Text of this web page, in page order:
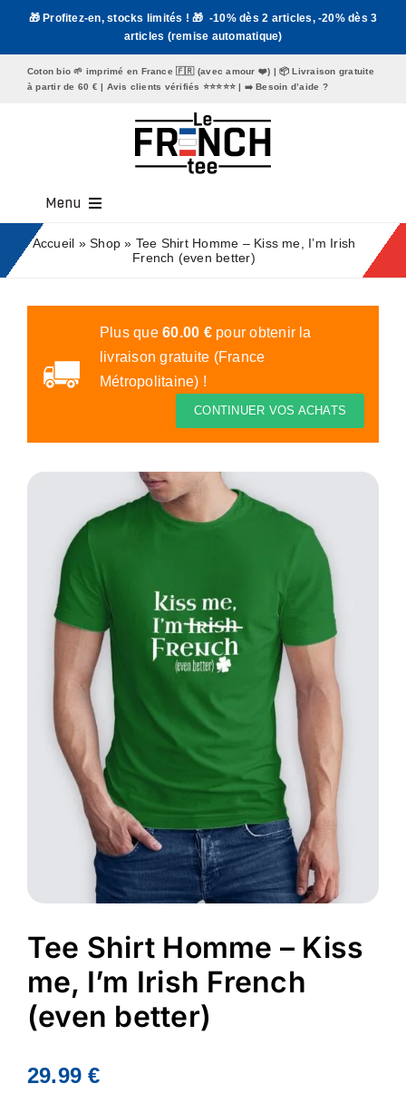
Passer🎁 Profitez-en, stocks limités ! 🎁 -10% dès 2 articles, -20% dès 3
articles (remise automatique)
Coton bio 🌱 imprimé en France 🇫🇷 (avec amour ❤️) | 📦 Livraison gratuite
à partir de 60 € | Avis clients vérifiés ⭐️⭐️⭐️⭐️⭐️ | ➡️Besoin d’aide ?
Menu
Tee Shirt Homme
Tote Bags
Mon compte
Panier
Accueil »Shop » Tee Shirt Homme – Kiss me, I’m Irish
French (even better)
Plus que60.00 €pour obtenir la
livraison gratuite (France
Métropolitaine) !
CONTINUER VOS ACHATS
Tee Shirt Homme – Kiss
me, I’m Irish French
(even better)
29.99€